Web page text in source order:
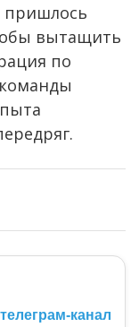
пришлось
вытащить
по
канал